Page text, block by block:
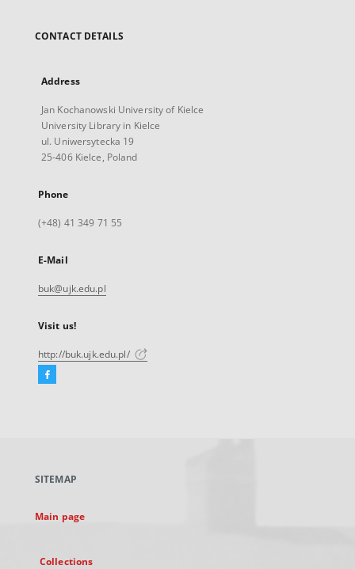
CONTACT DETAILS
Address
Jan Kochanowski University of Kielce
University Library in Kielce
ul. Uniwersytecka 19
25-406 Kielce, Poland
Phone
(+48) 41 349 71 55
E-Mail
buk@ujk.edu.pl
Visit us!
http://buk.ujk.edu.pl/
Facebook
new
SITEMAP
Main page
Collections